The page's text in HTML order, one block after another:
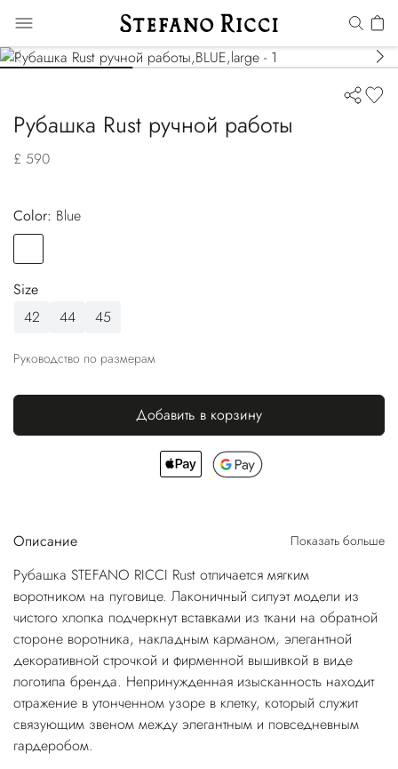
Рубашка Rust ручной работы
£ 590
Color:
blue
Size
42
44 45
Руководство по размерам
Добавить в корзину
Описание Показать больше
Рубашка STEFANO RICCI Rust отличается мягким
воротником на пуговице. Лаконичный силуэт модели из
чистого хлопка подчеркнут вставками из ткани на обратной
стороне воротника, накладным карманом, элегантной
декоративной строчкой и фирменной вышивкой в виде
логотипа бренда. Непринужденная изысканность находит
отражение в утонченном узоре в клетку, который служит
связующим звеном между элегантным и повседневным
гардеробом.